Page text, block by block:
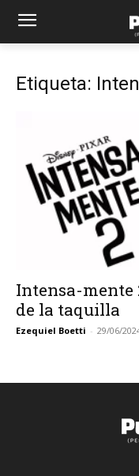
Etiqueta:
Intensa-mente
de la taquilla
Ezequiel Boetti - 29/06/